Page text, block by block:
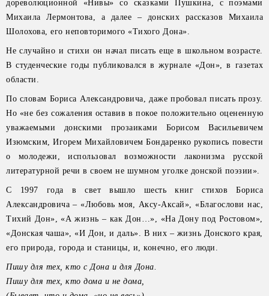
дореволюционной «Нивы» со сказками Пушкина, с поэмами
Михаила Лермонтова, а далее – донских рассказов Михаила
Шолохова, его неповторимого «Тихого Дона».
Не случайно и стихи он начал писать еще в школьном возрасте.
В студенческие годы публиковался в журнале «Дон», в газетах
области.
По словам Бориса Александровича, даже пробовал писать прозу.
Но «не без сожаления оставив в покое положительно оцененную
уважаемыми донскими прозаиками Борисом Васильевичем
Изюмским, Игорем Михайловичем Бондаренко рукопись повести
о молодежи, использовал возможности лаконизма русской
литературной речи в своем не шумном уголке донской поэзии».
С 1997 года в свет вышло шесть книг стихов Бориса
Александровича – «Любовь моя, Аксу-Аксай», «Благослови нас,
Тихий Дон», «А жизнь – как Дон…», «На Дону под Ростовом»,
«Донская чаша», «И Дон, и даль». В них – жизнь Донского края,
его природа, города и станицы, и, конечно, его люди.
Пишу для тех, кто с Дона и для Дона.
Пишу для тех, кто дома и не дома,